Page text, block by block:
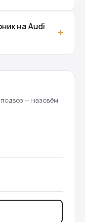
на Audi
— назовём